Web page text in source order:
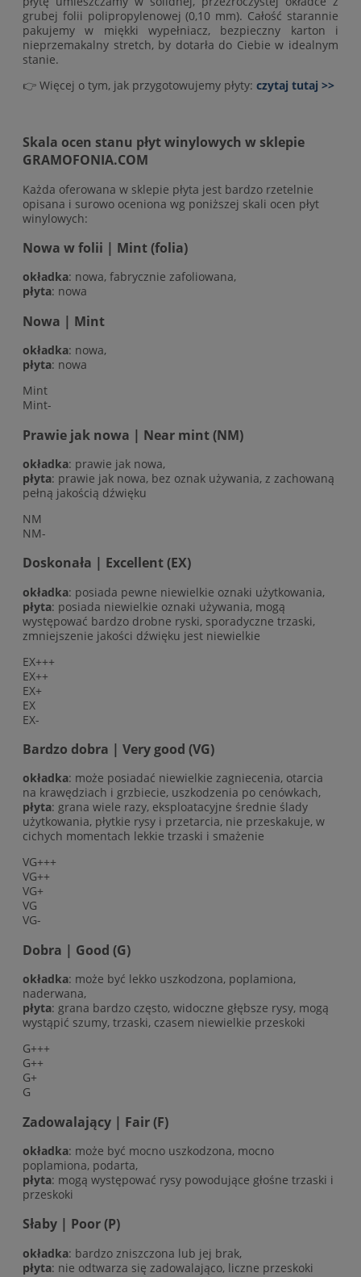
grubej folii polipropylenowej (0,10 mm). Całość starannie
pakujemy w miękki wypełniacz, bezpieczny karton i
nieprzemakalny stretch, by dotarła do Ciebie w idealnym
stanie.
👉 Więcej o tym, jak przygotowujemy płyty: czytaj tutaj >>
Skala ocen stanu płyt winylowych w sklepie
GRAMOFONIA.COM
Każda oferowana w sklepie płyta jest bardzo rzetelnie
opisana i surowo oceniona wg poniższej skali ocen płyt
winylowych:
Nowa w folii | Mint (folia)
okładka: nowa, fabrycznie zafoliowana,
płyta: nowa
Nowa | Mint
okładka: nowa,
płyta: nowa
Mint
Mint-
Prawie jak nowa | Near mint (NM)
okładka: prawie jak nowa,
płyta: prawie jak nowa, bez oznak używania, z zachowaną
pełną jakością dźwięku
NM
NM-
Doskonała | Excellent (EX)
okładka: posiada pewne niewielkie oznaki użytkowania,
płyta: posiada niewielkie oznaki używania, mogą
występować bardzo drobne ryski, sporadyczne trzaski,
zmniejszenie jakości dźwięku jest niewielkie
EX+++
EX++
EX+
EX
EX-
Bardzo dobra | Very good (VG)
okładka: może posiadać niewielkie zagniecenia, otarcia
na krawędziach i grzbiecie, uszkodzenia po cenówkach,
płyta: grana wiele razy, eksploatacyjne średnie ślady
użytkowania, płytkie rysy i przetarcia, nie przeskakuje, w
cichych momentach lekkie trzaski i smażenie
VG+++
VG++
VG+
VG
VG-
Dobra | Good (G)
okładka: może być lekko uszkodzona, poplamiona,
naderwana,
płyta: grana bardzo często, widoczne głębsze rysy, mogą
wystąpić szumy, trzaski, czasem niewielkie przeskoki
G+++
G++
G+
G
Zadowalający | Fair (F)
okładka: może być mocno uszkodzona, mocno
poplamiona, podarta,
płyta: mogą występować rysy powodujące głośne trzaski i
przeskoki
Słaby | Poor (P)
okładka: bardzo zniszczona lub jej brak,
płyta: nie odtwarza się zadowalająco, liczne przeskoki